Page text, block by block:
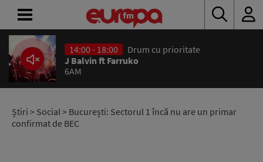
14:00 - 18:00
Drum cu prioritate
J Balvin ft Farruko
6AM
Știri > Social> București: Sectorul 1 încă nu are un primar
confirmat de BEC
ACASĂ
ȘTIRI
RADIO